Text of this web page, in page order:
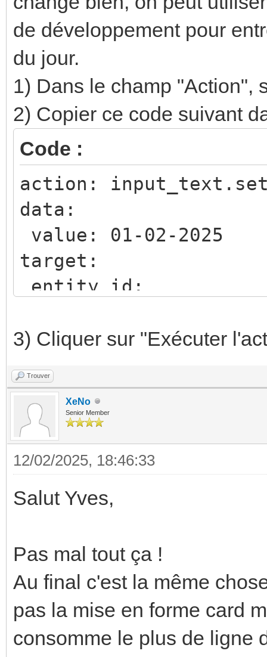
es_puits'].state + "
]]]
payload:
type:
- delay:
- service:
target:
entity_id:
data:
value: "{{
mode: single
de développement pour
du jour.
1) Dans le champ "Action",
2) Copier ce code suivant
Code :
action:
data:
value: 01-02-2025
target:
entity_id:
3) Cliquer sur "Exécuter
Trouver
XeNo
Senior Member
12/02/2025, 18:46:33
Salut Yves,
Pas mal tout ça !
Au final c'est la même
pas la mise en forme card
consomme le plus de ligne